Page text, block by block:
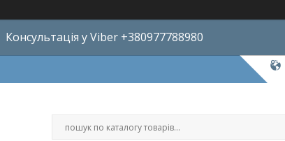
Консультація у Viber +380977788980